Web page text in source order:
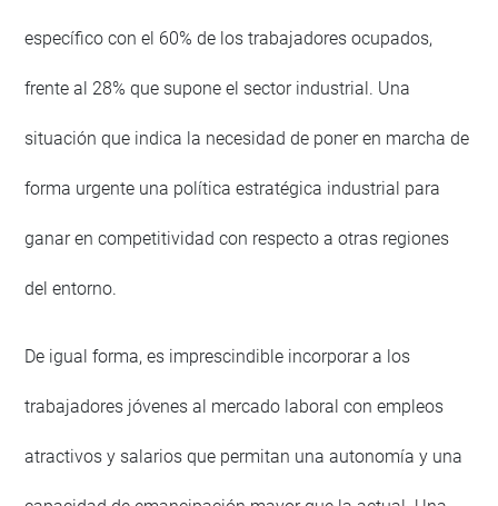
específico con el 60% de los trabajadores ocupados,
frente al 28% que supone el sector industrial. Una
situación que indica la necesidad de poner en marcha de
forma urgente una política estratégica industrial para
ganar en competitividad con respecto a otras regiones
del entorno.
De igual forma, es imprescindible incorporar a los
trabajadores jóvenes al mercado laboral con empleos
atractivos y salarios que permitan una autonomía y una